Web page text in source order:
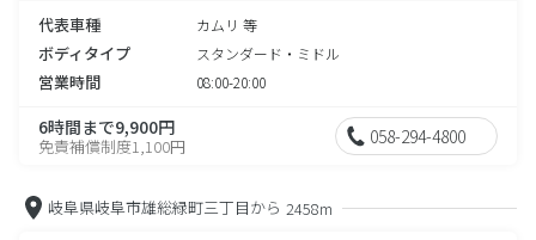
代表車種 カムリ 等
ボディタイプ スタンダード・ミドル
営業時間 08:00-20:00
6時間まで9,900円
免責補償制度1,100円 058-294-4800
岐阜県岐阜市雄総緑町三丁目から 2458m